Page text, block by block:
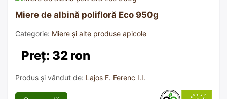
Miere de albină polifloră Eco 950g
Categorie: Miere și alte produse apicole
Preț: 32 ron
Produs și vândut de: Lajos F. Ferenc I.I.